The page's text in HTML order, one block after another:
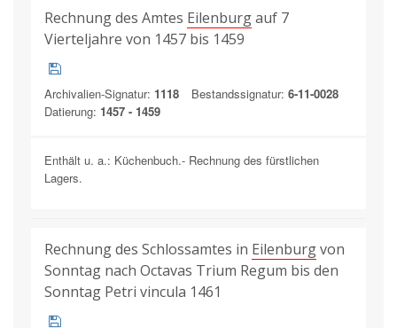
Rechnung des Amtes Eilenburgauf 7
Vierteljahre von 1457 bis 1459
Archivalien-Signatur: 1118 Bestandssignatur: 6-11-0028
Datierung: 1457 - 1459
Enthält u. a.: Küchenbuch.- Rechnung des fürstlichen
Lagers.
Rechnung des Schlossamtes in Eilenburgvon
Sonntag nach Octavas Trium Regum bis den
Sonntag Petri vincula 1461